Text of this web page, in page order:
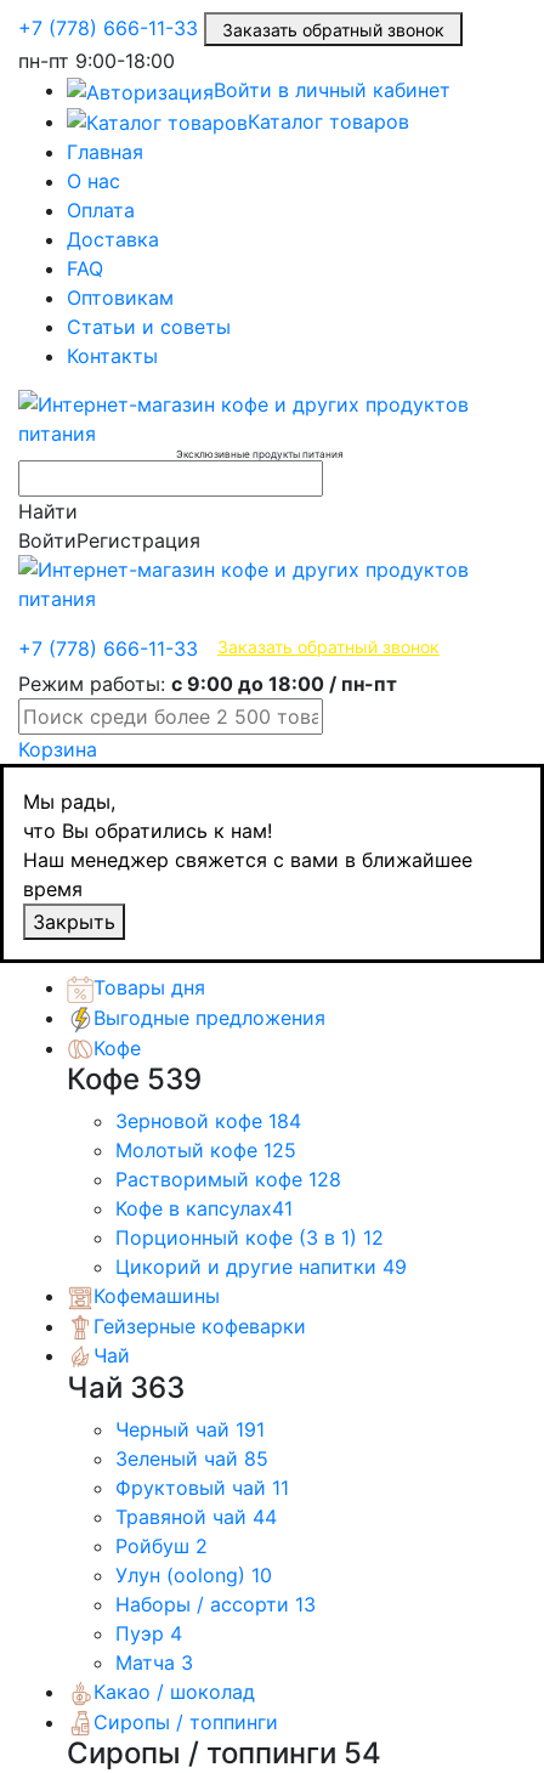
+7 (778) 666-11-33 Заказать обратный звонок
пн-пт 9:00-18:00
Войти в личный кабинет
Каталог товаров
Главная
О нас
Оплата
Доставка
FAQ
Оптовикам
Статьи и советы
Контакты
Эксклюзивные продукты питания
Найти
ВойтиРегистрация
+7 (778) 666-11-33 Заказать обратный звонок
Режим работы: с 9:00 до 18:00 / пн-пт
Корзина
Мы рады,
что Вы обратились к нам!
Наш менеджер свяжется с вами в ближайшее
время
Закрыть
Кофе
Кофе в капсулах
Bialetti Raffinato, для Nespresso, 10 шт
Назадтоваров
Каталог товаров
Товары дня
Выгодные предложения
Кофе
Кофе 539
Зерновой кофе 184
Молотый кофе 125
Растворимый кофе 128
Кофе в капсулах41
Порционный кофе (3 в 1) 12
Цикорий и другие напитки 49
Кофемашины
Гейзерные кофеварки
Чай
Чай 363
Черный чай 191
Зеленый чай 85
Фруктовый чай 11
Травяной чай 44
Ройбуш 2
Улун (oolong) 10
Наборы / ассорти 13
Пуэр 4
Матча 3
Какао / шоколад
Сиропы / топпинги
Сиропы / топпинги 54